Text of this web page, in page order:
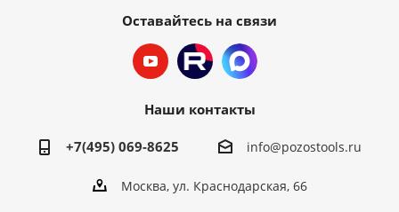
Оставайтесь на связи
Наши контакты
+7(495) 069-8625 info@pozostools.ru
Москва, ул. Краснодарская, 66